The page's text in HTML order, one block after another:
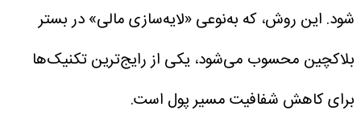
شود. این روش، که به‌نوعی «لایه‌سازی مالی» در بستر
بلاکچین محسوب می‌شود، یکی از رایج‌ترین تکنیک‌ها
برای کاهش شفافیت مسیر پول است.